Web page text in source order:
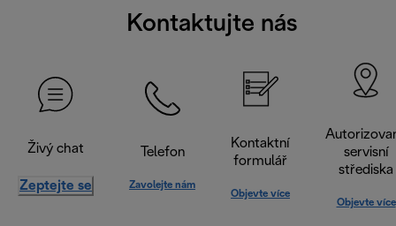
Kontaktujte nás
Živý chat
Zeptejte se
Telefon
Zavolejte nám
Kontaktní
formulář
Objevte více
servisní
střediska
Objevte více